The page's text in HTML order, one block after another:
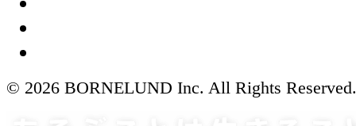
© 2026 BORNELUND Inc. All Rights Reserved.